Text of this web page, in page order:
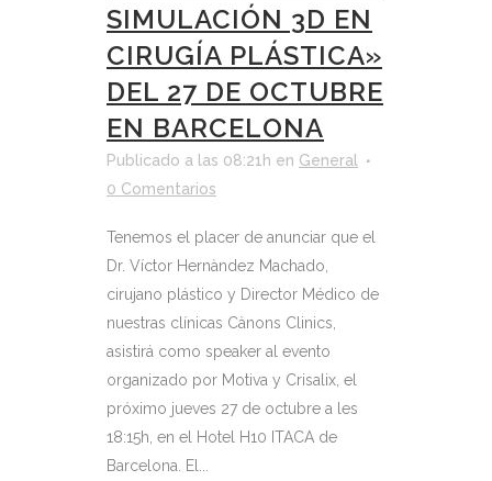
SIMULACIÓN 3D EN
CIRUGÍA PLÁSTICA»
DEL 27 DE OCTUBRE
EN BARCELONA
Publicado a las 08:21h en General
0 Comentarios
Tenemos el placer de anunciar que el
Dr. Víctor Hernàndez Machado,
cirujano plástico y Director Médico de
nuestras clínicas Cànons Clinics,
asistirá como speaker al evento
organizado por Motiva y Crisalix, el
próximo jueves 27 de octubre a les
18:15h, en el Hotel H10 ITACA de
Barcelona. El...